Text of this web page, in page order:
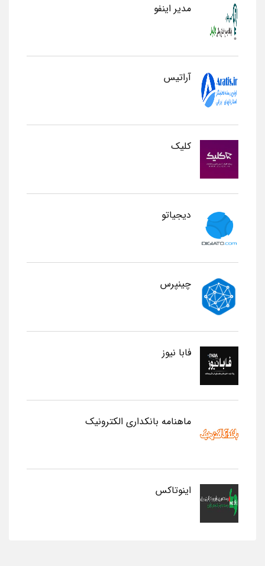
مدیر اینفو
آراتیس
کلیک
دیجیاتو
چینپرس
فابا نیوز
ماهنامه بانکداری الکترونیک
اینوتاکس